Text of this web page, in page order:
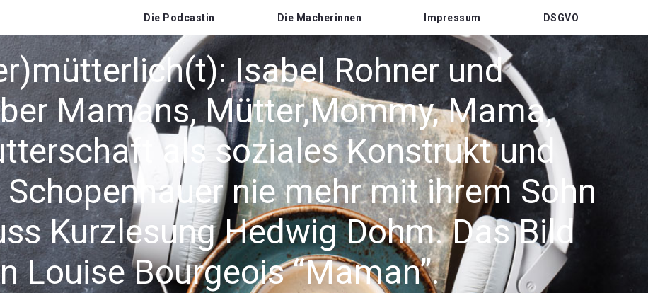
Die Podcastin Die Macherinnen Impressum DSGVO
Isabel Rohner und
Mamans, Mütter,Mommy, Mama,
als soziales Konstrukt und
nie mehr mit ihrem Sohn
Kurzlesung Hedwig Dohm. Das Bild
Louise Bourgeois “Maman”.